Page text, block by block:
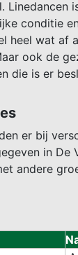
Linedancen
conditie
heel wat af
ook de
die is er
er bij
in De
andere